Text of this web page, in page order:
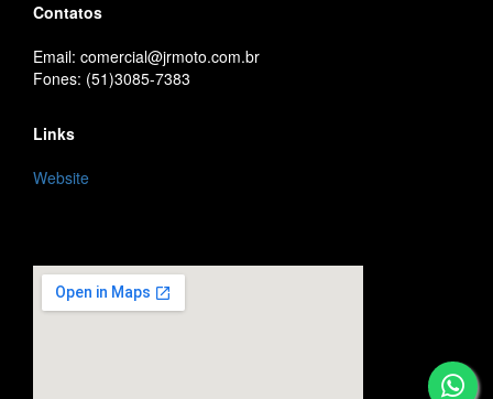
Contatos
Email: comercial@jrmoto.com.br
Fones: (51)3085-7383
Links
Website